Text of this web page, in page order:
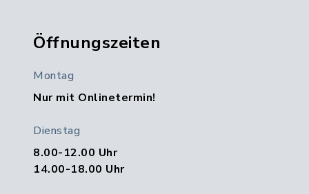
Öffnungszeiten
Montag
Nur mit Onlinetermin!
Dienstag
8.00-12.00 Uhr
14.00-18.00 Uhr